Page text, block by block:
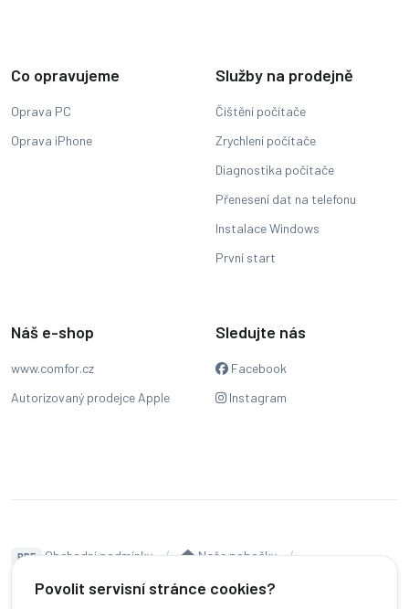
Povolit servisní stránce cookies?
Co opravujeme
Oprava PC
Oprava iPhone
Služby na prodejně
Čištění počítače
Zrychlení počítače
Diagnostika počítače
Přenesení dat na telefonu
Instalace Windows
První start
Náš e-shop
www.comfor.cz
Autorizovaný prodejce Apple
Sledujte nás
Facebook
Instagram
PDF Obchodní podmínky
Naše pobočky